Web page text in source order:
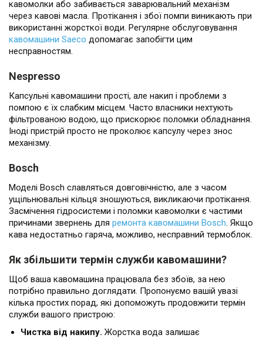
кавомолки або забивається заварювальний механізм
через кавові масла. Протікання і збої помпи виникають при
використанні жорсткої води. Регулярне обслуговування
кавомашини Saeco допомагає запобігти цим
несправностям.
Nespresso
Капсульні кавомашини прості, але накип і проблеми з
помпою є їх слабким місцем. Часто власники нехтують
фільтрованою водою, що прискорює поломки обладнання.
Іноді пристрій просто не проколює капсулу через знос
механізму.
Bosch
Моделі Bosch славляться довговічністю, але з часом
ущільнювальні кільця зношуються, викликаючи протікання.
Засмічення гідросистеми і поломки кавомолки є частими
причинами звернень для ремонта кавомашини Bosch. Якщо
кава недостатньо гаряча, можливо, несправний термоблок.
Як збільшити термін служби кавомашини?
Щоб ваша кавомашина працювала без збоїв, за нею
потрібно правильно доглядати. Пропонуємо вашій увазі
кілька простих порад, які допоможуть продовжити термін
служби вашого пристрою:
Чистка від накипу. Жорстка вода залишає